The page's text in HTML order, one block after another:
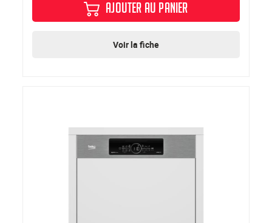
AJOUTER AU PANIER
Voir la fiche